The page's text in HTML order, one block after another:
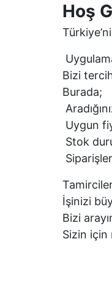
Hoş
Bizi
Burada;
Uygun
Stok
İşinizi
Bizi
Sizin için